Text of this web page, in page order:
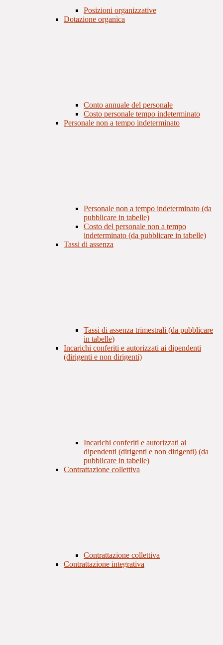
Posizioni organizzative
Dotazione organica
Conto annuale del personale
Costo personale tempo indeterminato
Personale non a tempo indeterminato
Personale non a tempo indeterminato (da
pubblicare in tabelle)
Costo del personale non a tempo
indeterminato (da pubblicare in tabelle)
Tassi di assenza
Tassi di assenza trimestrali (da pubblicare
in tabelle)
Incarichi conferiti e autorizzati ai dipendenti
(dirigenti e non dirigenti)
Incarichi conferiti e autorizzati ai
dipendenti (dirigenti e non dirigenti) (da
pubblicare in tabelle)
Contrattazione collettiva
Contrattazione collettiva
Contrattazione integrativa